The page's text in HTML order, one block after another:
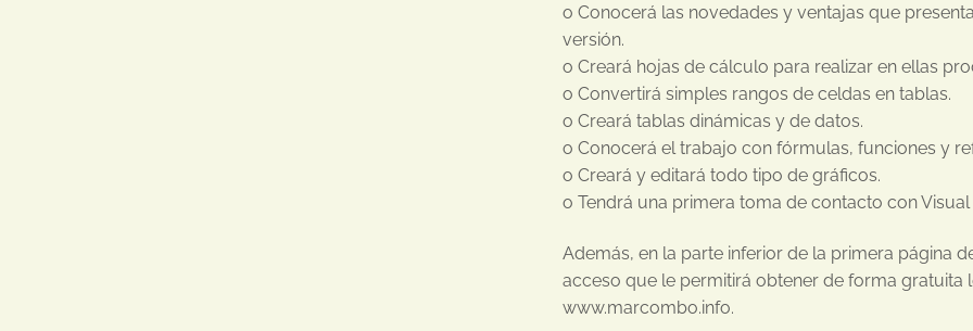
o Conocerá las novedades y ventajas que
versión.
o Creará hojas de cálculo para realizar en ellas
o Convertirá simples rangos de celdas en tablas.
o Creará tablas dinámicas y de datos.
o Conocerá el trabajo con fórmulas, funciones y
o Creará y editará todo tipo de gráficos.
o Tendrá una primera toma de contacto con Visual
Además, en la parte inferior de la primera página
acceso que le permitirá obtener de forma gratuita
www.marcombo.info.